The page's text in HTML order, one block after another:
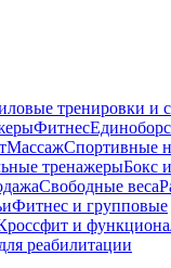
тренировки и
Фитнес
МассажСпортивные
тренажерыБокс и
Свободные веса
Фитнес и групповые
и
реабилитации